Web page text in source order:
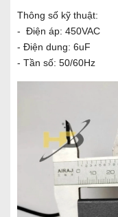
Thông số kỹ thuật:
- Điện áp: 450VAC
- Điện dung: 6uF
- Tần số: 50/60Hz